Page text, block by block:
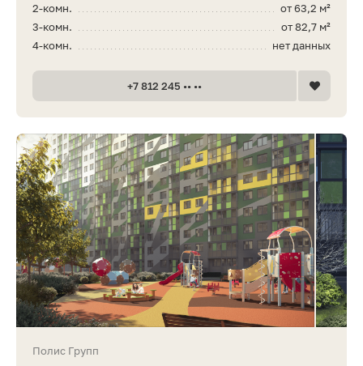
от 63,2 м²
2-комн.
от 82,7 м²
3-комн.
нет данных
4-комн.
+7 812 245 •• ••
Полис Групп